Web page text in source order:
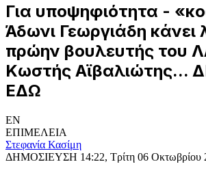
Για υποψηφιότητα -
Άδωνι Γεωργιάδη κάνει
πρώην βουλευτής του
Κωστής Αϊβαλιώτης...
ΕΔΩ
EN
ΕΠΙΜΕΛΕΙΑ
Στεφανία Κασίμη
ΔΗΜΟΣΙΕΥΣΗ 14:22, Τρίτη 06 Οκτωβρίου